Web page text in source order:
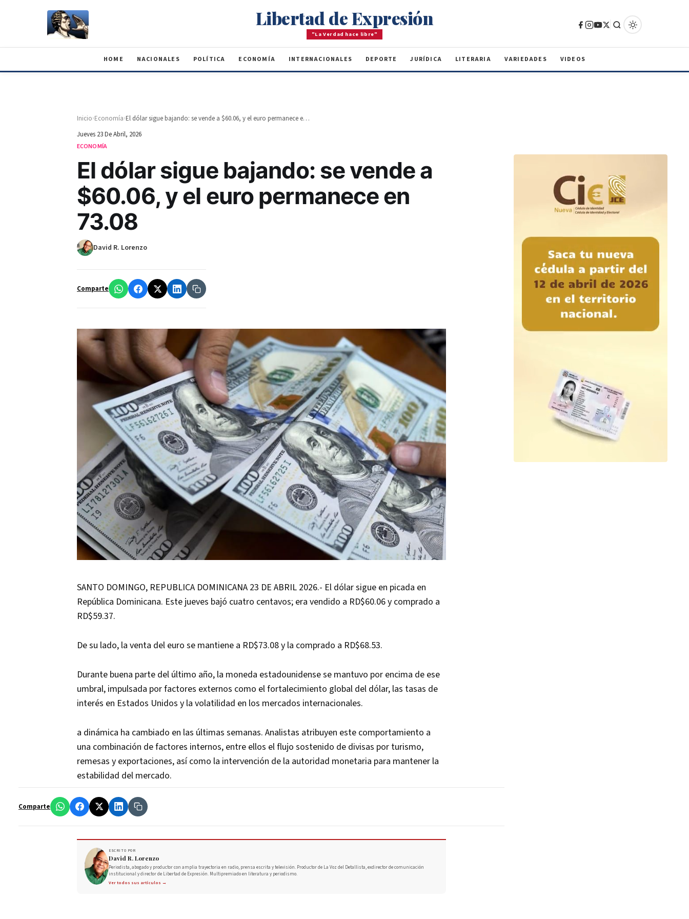
Libertad de Expresión
"La Verdad hace libre"
HOME NACIONALES POLÍTICA ECONOMÍA INTERNACIONALES DEPORTE JURÍDICA LITERARIA VARIEDADES VIDEOS
Inicio›Economía›
El dólar sigue bajando: se vende a $60.06, y el euro permanece en 73.08
Jueves 23 De Abril, 2026
ECONOMÍA
El dólar sigue bajando: se vende a
$60.06, y el euro permanece en
73.08
David R. Lorenzo
Comparte
SANTO DOMINGO, REPUBLICA DOMINICANA 23 DE ABRIL 2026.- El dólar sigue en picada en
República Dominicana. Este jueves bajó cuatro centavos; era vendido a RD$60.06 y comprado a
RD$59.37.
De su lado, la venta del euro se mantiene a RD$73.08 y la comprado a RD$68.53.
Durante buena parte del último año, la moneda estadounidense se mantuvo por encima de ese
umbral, impulsada por factores externos como el fortalecimiento global del dólar, las tasas de
interés en Estados Unidos y la volatilidad en los mercados internacionales.
a dinámica ha cambiado en las últimas semanas. Analistas atribuyen este comportamiento a
una combinación de factores internos, entre ellos el flujo sostenido de divisas por turismo,
remesas y exportaciones, así como la intervención de la autoridad monetaria para mantener la
estabilidad del mercado.
Comparte
ESCRITO POR
David R. Lorenzo
Periodista, abogado y productor con amplia trayectoria en radio, prensa escrita y televisión. Productor de La Voz del Detallista, exdirector de comunicación
institucional y director de Libertad de Expresión. Multipremiado en literatura y periodismo.
Ver todos sus artículos →